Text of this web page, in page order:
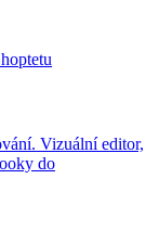
Vizuální editor,
do